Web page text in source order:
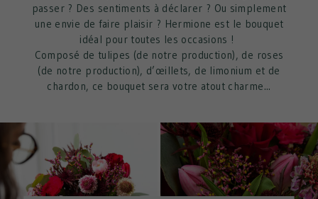
passer ? Des sentiments à déclarer ? Ou simplement
une envie de faire plaisir ? Hermione est le bouquet
idéal pour toutes les occasions !
Composé de tulipes (de notre production), de roses
(de notre production), d’œillets, de limonium et de
chardon, ce bouquet sera votre atout charme...